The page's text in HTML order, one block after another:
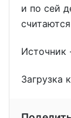
и по сей
Источник
Загрузка